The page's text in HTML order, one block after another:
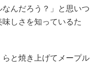
んだろう？」と思いつ
しさを知っているた
と焼き上げてメープル